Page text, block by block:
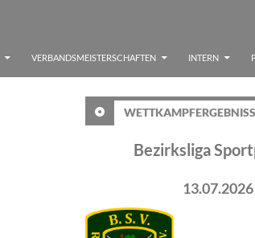
VERBANDSMEISTERSCHAFTEN INTERN
Bezirksliga
13.07.2026